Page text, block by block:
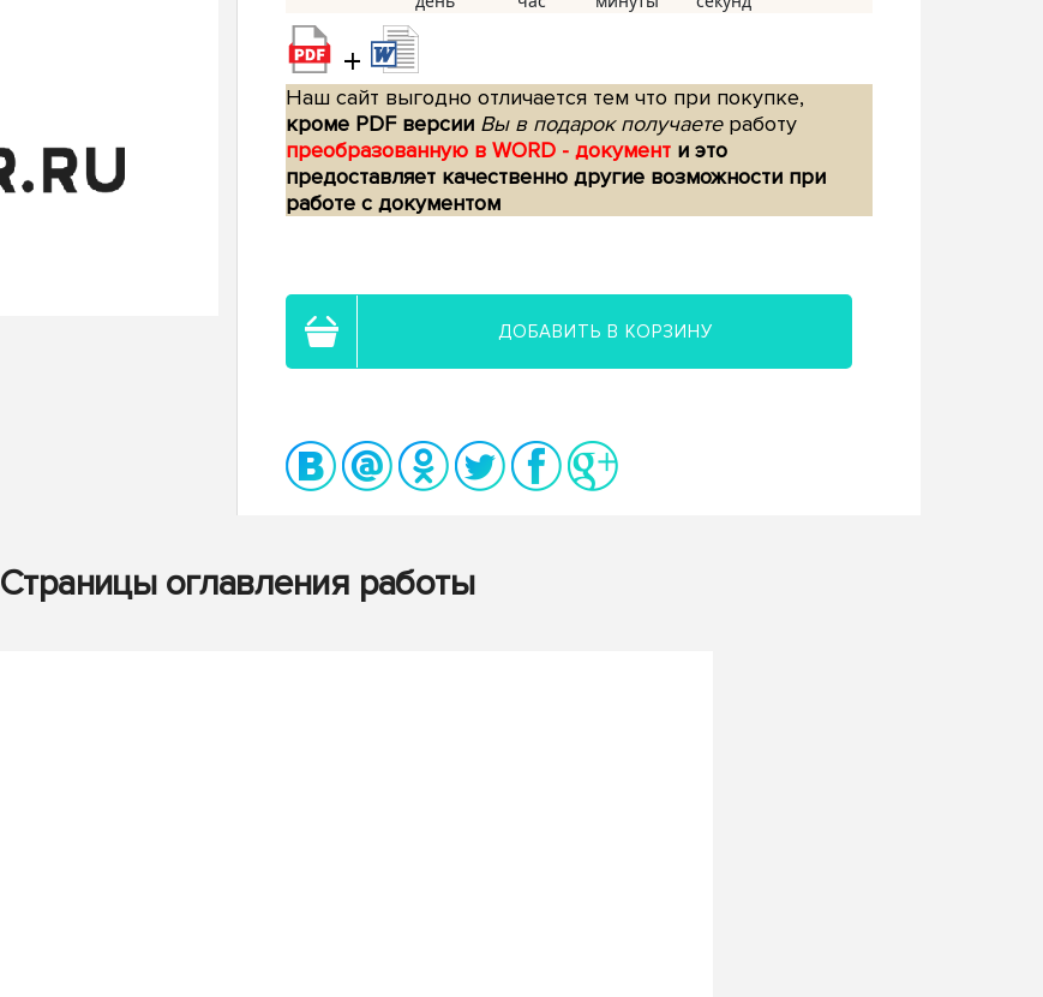
+
Наш сайт выгодно отличается тем что при покупке,
кроме PDF версии Вы в подарок получаетеработу
преобразованную в WORD - документ и это
предоставляет качественно другие возможности при
работе с документом
ДОБАВИТЬ В КОРЗИНУ
Страницы оглавления работы